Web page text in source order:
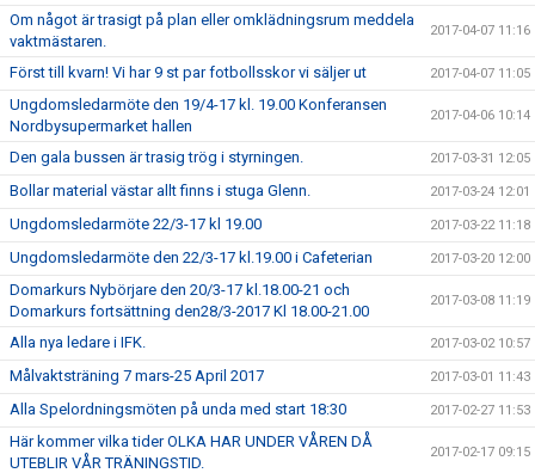
Om något är trasigt på plan eller omklädningsrum meddela
vaktmästaren.
2017-04-07 11:16
Först till kvarn! Vi har 9 st par fotbollsskor vi säljer ut 2017-04-07 11:05
Ungdomsledarmöte den 19/4-17 kl. 19.00 Konferansen
Nordbysupermarket hallen
2017-04-06 10:14
Den gala bussen är trasig trög i styrningen. 2017-03-31 12:05
Bollar material västar allt finns i stuga Glenn. 2017-03-24 12:01
Ungdomsledarmöte 22/3-17 kl 19.00 2017-03-22 11:18
Ungdomsledarmöte den 22/3-17 kl.19.00 i Cafeterian 2017-03-20 12:00
Domarkurs Nybörjare den 20/3-17 kl.18.00-21 och
Domarkurs fortsättning den28/3-2017 Kl 18.00-21.00
2017-03-08 11:19
Alla nya ledare i IFK. 2017-03-02 10:57
Målvaktsträning 7 mars-25 April 2017 2017-03-01 11:43
Alla Spelordningsmöten på unda med start 18:30 2017-02-27 11:53
Här kommer vilka tider OLKA HAR UNDER VÅREN DÅ
UTEBLIR VÅR TRÄNINGSTID.
2017-02-17 09:15